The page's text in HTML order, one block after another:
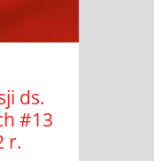
ds.
#13
r.